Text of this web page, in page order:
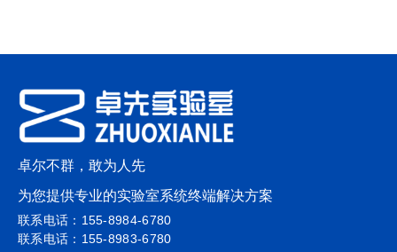
卓尔不群，敢为人先
为您提供专业的实验室系统终端解决方案
联系电话：155-8984-6780
联系电话：155-8983-6780